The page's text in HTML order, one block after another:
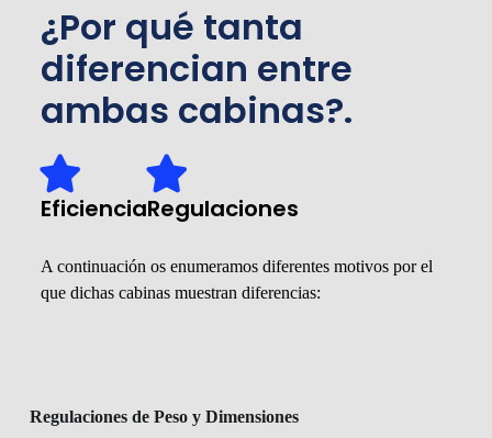
¿Por qué tanta
diferencian entre
ambas cabinas?.
EficienciaRegulaciones
A continuación os enumeramos diferentes motivos por el
que dichas cabinas muestran diferencias:
Regulaciones de Peso y Dimensiones